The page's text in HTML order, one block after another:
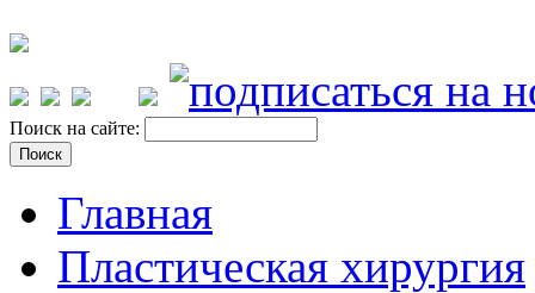
Поиск на сайте:
Главная
Пластическая хирургия